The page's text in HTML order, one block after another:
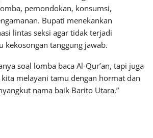
pemondokan, konsumsi,
Bupati menekankan
lintas seksi agar tidak terjadi
kekosongan tanggung jawab.
soal lomba baca Al-Qur’an, tapi juga
melayani tamu dengan hormat dan
nama baik Barito Utara,”